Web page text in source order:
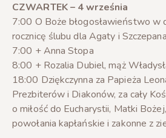
CZWARTEK – 4 września
7:00 O Boże błogosławieństwo w
rocznicę ślubu dla Agaty i
7:00 + Anna Stopa
8:00 + Rozalia Dubiel, mąż
18:00 Dziękczynna za Papieża
Prezbiterów i Diakonów, za cały
o miłość do Eucharystii, Matki
powołania kapłańskie i zakonne z